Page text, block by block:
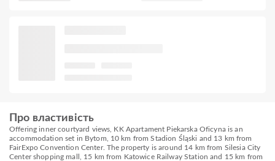
Про властивість
Offering inner courtyard views, KK Apartament Piekarska Oficyna is an
accommodation set in Bytom, 10 km from Stadion Śląski and 13 km from
FairExpo Convention Center. The property is around 14 km from Silesia City
Center shopping mall, 15 km from Katowice Railway Station and 15 km from